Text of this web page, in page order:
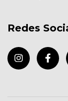
Redes